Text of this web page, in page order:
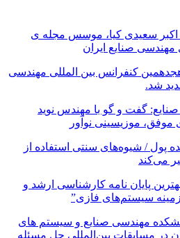
سعیدی کیا، موسس مجله ی
صنایع ایران
کنفرانس بین المللی مهندسی
گفت و گو با مهندس نوید
موفق، موزیسینی نوآور
پول / شیوه‌های سنتی استفاده از
می‌کند
پایان ­نامه کارشناسی­ ارشد و
سیستم‌های فازی”
مهندسی صنایع و سیستم های
در مسابقات بین‌المللی حل مسئله